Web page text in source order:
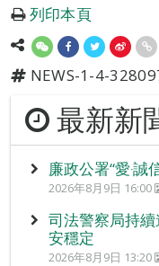
列印本頁
NEWS-1-4-
最新新
廉政公署“愛‧誠
2026年8月9日 16:00
司法警察局持
安穩定
2026年8月9日 13:20